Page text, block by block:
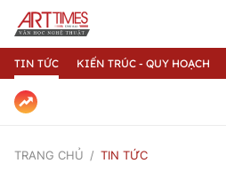
TIN TỨC KIẾN TRÚC - QUY HOẠCH
TRANG CHỦ TIN TỨC